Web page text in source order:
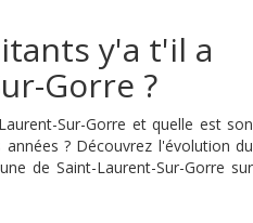
y'a t'il a
Gorre ?
Sur-Gorre et quelle est son
? Découvrez l'évolution du
de Saint-Laurent-Sur-Gorre sur